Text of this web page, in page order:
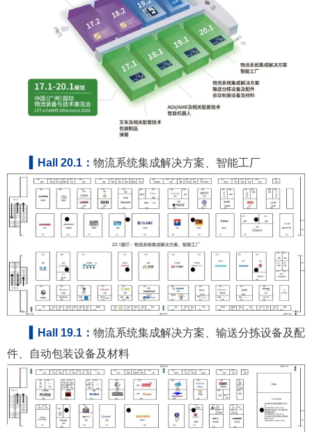
▍Hall 20.1： 物流系统集成解决方案、智能工厂
▍Hall 19.1： 物流系统集成解决方案、输送分拣设备及配
件、自动包装设备及材料